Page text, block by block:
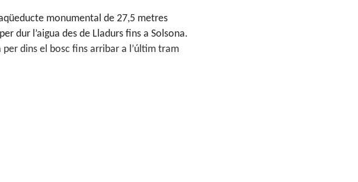
monumental de 27,5 metres
dur l’aigua des de Lladurs fins a Solsona.
dins el bosc fins arribar a l’últim tram